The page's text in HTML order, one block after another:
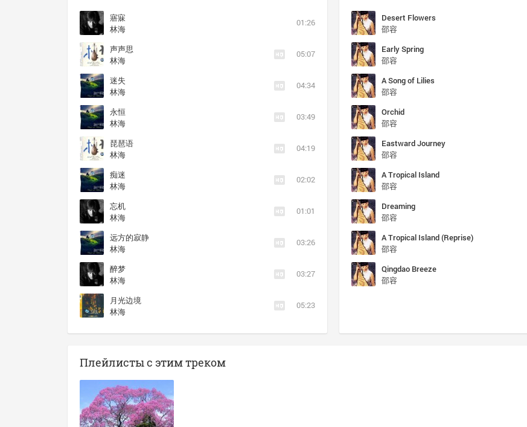
寤寐
林海
01:26
声声思
林海
05:07
迷失
林海
04:34
永恒
林海
03:49
琵琶语
林海
04:19
痴迷
林海
02:02
忘机
林海
01:01
远方的寂静
林海
03:26
醉梦
林海
03:27
月光边境
林海
05:23
Desert Flowers
邵容
Early Spring
邵容
A Song of Lilies
邵容
Orchid
邵容
Eastward Journey
邵容
A Tropical Island
邵容
Dreaming
邵容
A Tropical Island (Reprise)
邵容
Qingdao Breeze
邵容
Плейлисты с этим треком